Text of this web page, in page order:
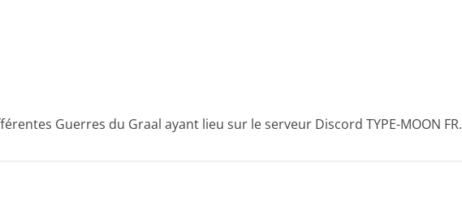
Guerres du Graal ayant lieu sur le serveur Discord TYPE-MOON FR.